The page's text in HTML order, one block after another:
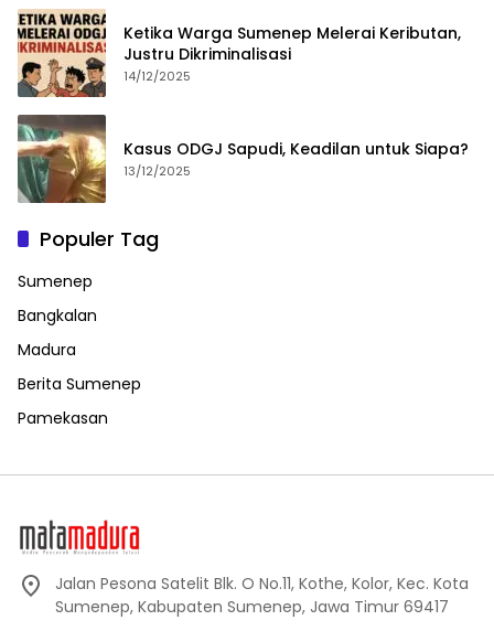
Ketika Warga Sumenep Melerai Keributan,
Justru Dikriminalisasi
14/12/2025
Kasus ODGJ Sapudi, Keadilan untuk Siapa?
13/12/2025
Populer Tag
Sumenep
Bangkalan
Madura
Berita Sumenep
Pamekasan
Jalan Pesona Satelit Blk. O No.11, Kothe, Kolor, Kec. Kota
Sumenep, Kabupaten Sumenep, Jawa Timur 69417